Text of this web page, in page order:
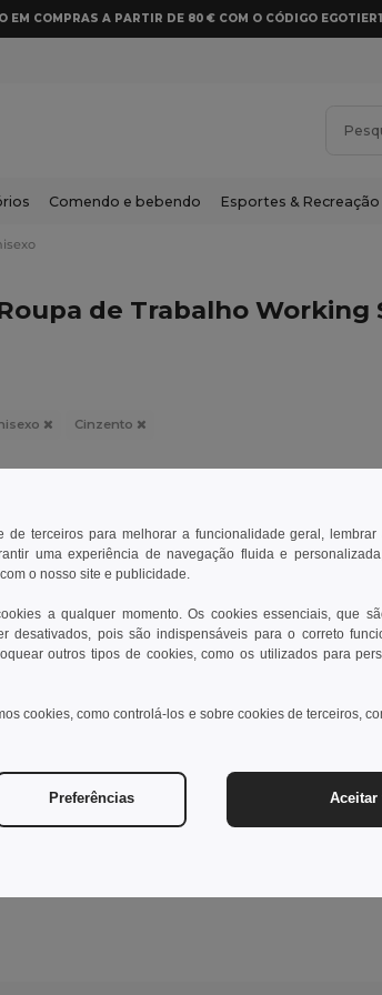
COMPRAS A PARTIR DE 80 € COM O CÓDIGO
Comendo e bebendo Esportes & Recreação
de Trabalho Working
Cinzento
terceiros para melhorar a funcionalidade geral, lembrar
uma experiência de navegação fluida e
o nosso site e publicidade.
a qualquer momento. Os cookies essenciais, que
desativados, pois são indispensáveis para o correto
outros tipos de cookies, como os utilizados para
cookies, como controlá-los e sobre cookies de terceiros,
Preferências Aceitar